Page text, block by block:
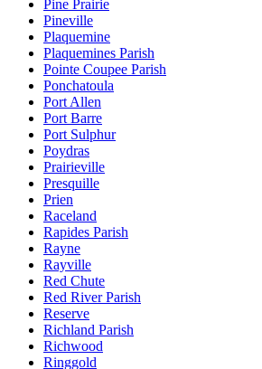
Pine Prairie
Pineville
Plaquemine
Plaquemines Parish
Pointe Coupee Parish
Ponchatoula
Port Allen
Port Barre
Port Sulphur
Poydras
Prairieville
Presquille
Prien
Raceland
Rapides Parish
Rayne
Rayville
Red Chute
Red River Parish
Reserve
Richland Parish
Richwood
Ringgold